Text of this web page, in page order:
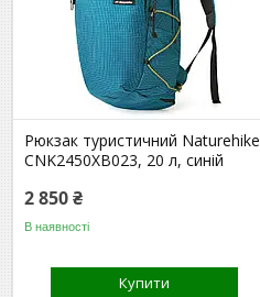
Рюкзак туристичний Naturehike
CNK2450XB023, 20 л, синій
2 850 ₴
В наявності
Купити